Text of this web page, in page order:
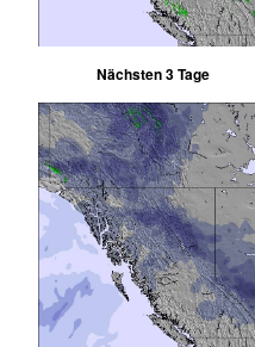
Nächsten 3 Tage